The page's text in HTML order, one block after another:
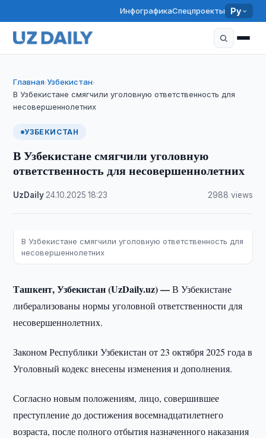
ИнфографикаСпецпроекты Ру
Главная›Узбекистан›
В Узбекистане смягчили уголовную ответственность для
несовершеннолетних
УЗБЕКИСТАН
В Узбекистане смягчили уголовную
ответственность для несовершеннолетних
UzDaily 24.10.2025 ·18:23 2988 views
В Узбекистане смягчили уголовную ответственность для
несовершеннолетних
Ташкент, Узбекистан (UzDaily.uz) —В Узбекистане
либерализованы нормы уголовной ответственности для
несовершеннолетних.
Законом Республики Узбекистан от 23 октября 2025 года в
Уголовный кодекс внесены изменения и дополнения.
Согласно новым положениям, лицо, совершившее
преступление до достижения восемнадцатилетнего
возраста, после полного отбытия назначенного наказания